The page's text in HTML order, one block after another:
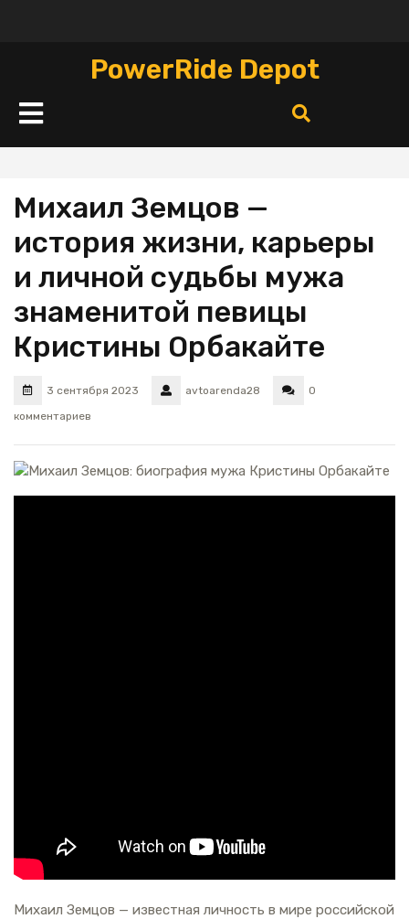
PowerRide Depot
Кнопка
Открыть
Михаил Земцов —
история жизни, карьеры
и личной судьбы мужа
знаменитой певицы
Кристины Орбакайте
3 сентября 2023 avtoarenda28
0
комментариев
Михаил Земцов — известная личность в мире российской